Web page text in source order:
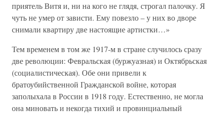
приятель Витя и, ни на кого не глядя, строгал палочку. Я
чуть не умер от зависти. Ему повезло – у них во дворе
снимали квартиру две настоящие артистки…»
Тем временем в том же 1917-м в стране случилось сразу
две революции: Февральская (буржуазная) и Октябрьская
(социалистическая). Обе они привели к
братоубийственной Гражданской войне, которая
заполыхала в России в 1918 году. Естественно, не могла
она миновать и некогда тихий и провинциальный